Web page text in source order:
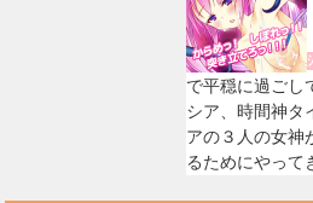
で平穏に過ごし
シア、時間神タ
アの３人の女神
るためにやって